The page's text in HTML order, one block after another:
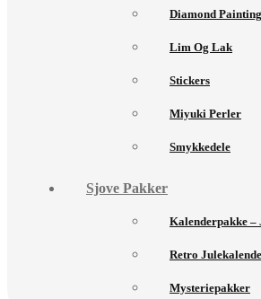
Diamond Painting
Lim Og Lak
Stickers
Miyuki Perler
Smykkedele
Sjove Pakker
Kalenderpakke –
Retro
Mysteriepakker